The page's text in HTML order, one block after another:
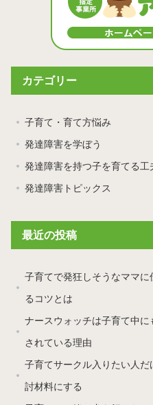
カテゴリー
子育て・育て方悩み
発達障害を学ぼう
発達障害を持つ子を育てる工
発達障害トピックス
最近の投稿
子育てで発狂しそうなママ
るコツとは
ナースウォッチは子育て中
されている理由
子育てサークル入りたい人
討材料にする